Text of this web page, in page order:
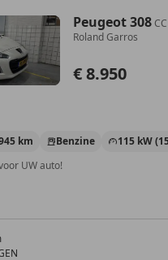
Peugeot 308
Roland Garros
€ 8.950
km Benzine
115 kW
UW auto!